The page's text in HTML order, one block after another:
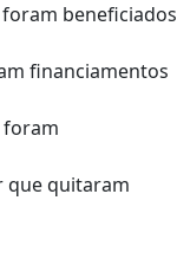
beneficiados
financiamentos
quitaram